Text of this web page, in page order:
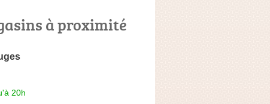
à proximité
20h